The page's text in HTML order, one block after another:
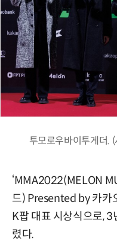
투모로우바이투게더.
‘MMA2022(MELON
드) Presented by 카카
K팝 대표 시상식으로,
렸다.